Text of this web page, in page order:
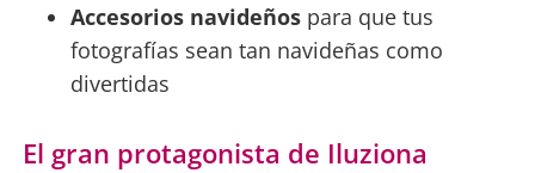
Accesorios navideñospara que tus
fotografías sean tan navideñas como
divertidas
El gran protagonista de Iluziona